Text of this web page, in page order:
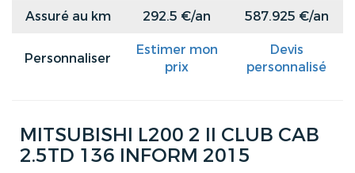
Assuré au km 292.5 €/an 587.925 €/an
Personnaliser
Estimer mon
prix
Devis
personnalisé
MITSUBISHI L200 2 II CLUB CAB
2.5TD 136 INFORM 2015